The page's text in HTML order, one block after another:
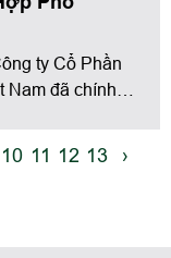
ty Cổ Phần
Nam đã chính
10 11 12 13 ›